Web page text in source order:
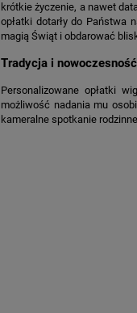
krótkie życzenie, a nawet
opłatki dotarły do Państwa
magią Świąt i obdarować
Tradycja i
Personalizowane opłatki
możliwość nadania mu
kameralne spotkanie